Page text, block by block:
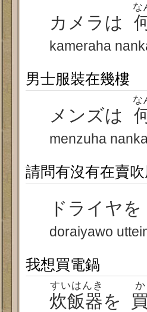
カメラは
な
kameraha
男士服裝在幾樓
メンズは
な
menzuha
請問有沒有在賣
ドライヤを
doraiyawo
我想買電鍋
炊飯器
すいはんき
を 買
か